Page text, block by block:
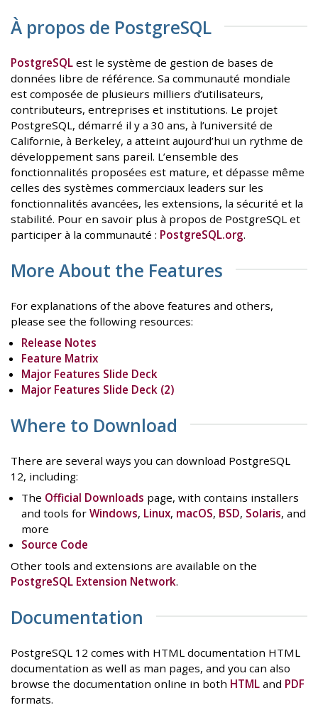
À propos de PostgreSQL
PostgreSQL est le système de gestion de bases de
données libre de référence. Sa communauté mondiale
est composée de plusieurs milliers d’utilisateurs,
contributeurs, entreprises et institutions. Le projet
PostgreSQL, démarré il y a 30 ans, à l’université de
Californie, à Berkeley, a atteint aujourd’hui un rythme de
développement sans pareil. L’ensemble des
fonctionnalités proposées est mature, et dépasse même
celles des systèmes commerciaux leaders sur les
fonctionnalités avancées, les extensions, la sécurité et la
stabilité. Pour en savoir plus à propos de PostgreSQL et
participer à la communauté : PostgreSQL.org.
More About the Features
For explanations of the above features and others,
please see the following resources:
Release Notes
Feature Matrix
Major Features Slide Deck
Major Features Slide Deck (2)
Where to Download
There are several ways you can download PostgreSQL
12, including:
The Official Downloads page, with contains installers
and tools forWindows, Linux, macOS, BSD, Solaris, and
more
Source Code
Other tools and extensions are available on the
PostgreSQL Extension Network.
Documentation
PostgreSQL 12 comes with HTML documentation HTML
documentation as well as man pages, and you can also
browse the documentation online in both HTML and PDF
formats.